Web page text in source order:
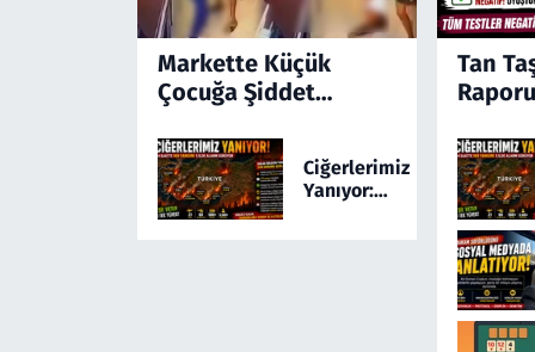
Markette Küçük
Çocuğa Şiddet
Ayağa Kaldıran
Olayda Şüpheli
Gözaltında
Ciğerlerimiz
Yanıyor:
Tan